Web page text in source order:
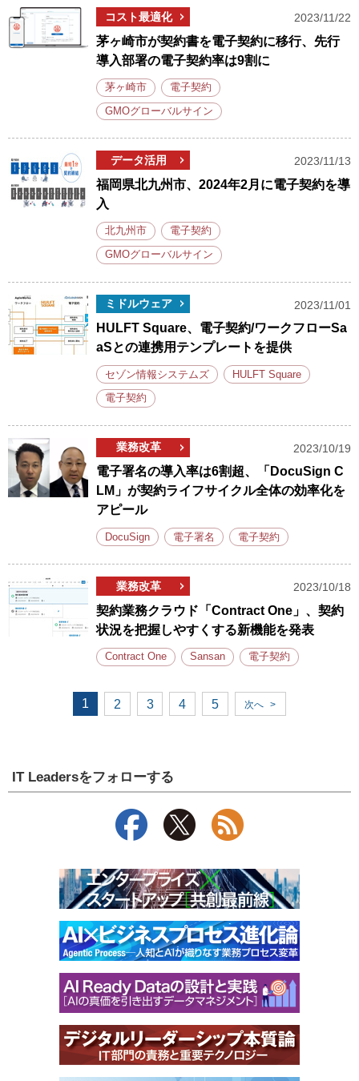
コスト最適化 2023/11/22
茅ヶ崎市が契約書を電子契約に移行、先行
導入部署の電子契約率は9割に
茅ヶ崎市 電子契約
GMOグローバルサイン
データ活用 2023/11/13
福岡県北九州市、2024年2月に電子契約を導
入
北九州市 電子契約
GMOグローバルサイン
ミドルウェア 2023/11/01
HULFT Square、電子契約/ワークフローSa
aSとの連携用テンプレートを提供
セゾン情報システムズ HULFT Square
電子契約
業務改革 2023/10/19
電子署名の導入率は6割超、「DocuSign C
LM」が契約ライフサイクル全体の効率化を
アピール
DocuSign 電子署名 電子契約
業務改革 2023/10/18
契約業務クラウド「Contract One」、契約
状況を把握しやすくする新機能を発表
Contract One Sansan 電子契約
1 2 3 4 5 次へ >
IT Leadersをフォローする